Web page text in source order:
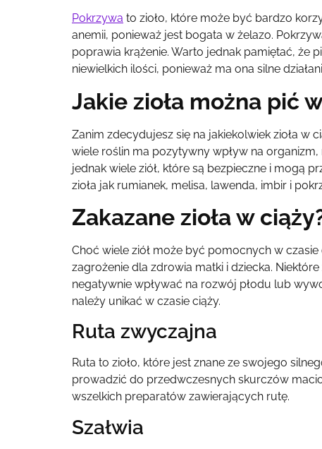
Pokrzywa to zioło, które może być bardzo
anemii, ponieważ jest bogata w żelazo.
poprawia krążenie. Warto jednak pamiętać, że
niewielkich ilości, ponieważ ma ona silne
Jakie zioła można pić
Zanim zdecydujesz się na jakiekolwiek zioła w
wiele roślin ma pozytywny wpływ na
jednak wiele ziół, które są bezpieczne i mogą
zioła jak rumianek, melisa, lawenda, imbir i
Zakazane zioła w
Choć wiele ziół może być pomocnych w
zagrożenie dla zdrowia matki i dziecka.
negatywnie wpływać na rozwój płodu lub
należy unikać w czasie ciąży.
Ruta zwyczajna
Ruta to zioło, które jest znane ze swojego
prowadzić do przedwczesnych skurczów
wszelkich preparatów zawierających rutę.
Szałwia